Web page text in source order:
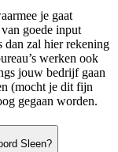
je gaat
goede input
zal hier rekening
werken ook
jouw bedrijf gaan
(mocht je dit fijn
gegaan worden.
Sleen?